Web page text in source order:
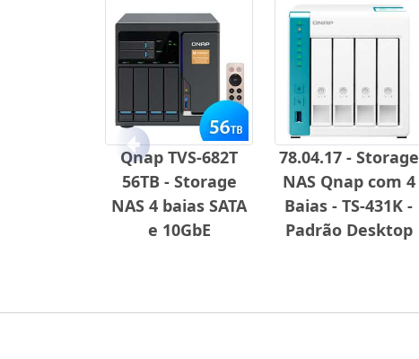
Qnap TVS-682T
56TB - Storage
NAS 4 baias SATA
e 10GbE
78.04.17 - Storage
NAS Qnap com 4
Baias - TS-431K -
Padrão Desktop
Anterior